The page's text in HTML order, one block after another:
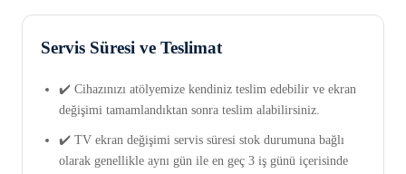
Servis Süresi ve Teslimat
✔️ Cihazınızı atölyemize kendiniz teslim edebilir ve ekran
değişimi tamamlandıktan sonra teslim alabilirsiniz.
✔️ TV ekran değişimi servis süresi stok durumuna bağlı
olarak genellikle aynı gün ile en geç 3 iş günü içerisinde